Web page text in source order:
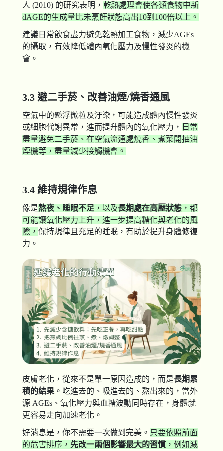
人 (2010) 的研究表明， 乾熱處理會使各類食物中新
dAGE的生成量比未烹飪狀態高出10到100倍以上。
建議日常飲食盡力避免乾熱加工食物，減少AGEs
的攝取，有效降低體內氧化壓力及慢性發炎的機
會。
3.3 避二手菸、改善油煙/燒香通風
空氣中的懸浮微粒及汙染，可能造成體內慢性發炎
或細胞代謝異常，進而提升體內的氧化壓力， 日常
盡量避免二手菸、在空氣流通處燒香、煮菜開抽油
煙機等，盡量減少接觸機會。
3.4 維持規律作息
像是熬夜、睡眠不足 ，以及長期處在高壓狀態 ，都
可能讓氧化壓力上升，進一步提高糖化與老化的風
險， 保持規律且充足的睡眠，有助於提升身體修復
力。
皮膚老化，從來不是單一原因造成的，而是長期累
積的結果 。吃進去的、吸進去的、熬出來的，當外
源 AGEs、氧化壓力與血糖波動同時存在，身體就
更容易走向加速老化。
好消息是，你不需要一次做到完美。 只要依照前面
的危害排序， 先改一兩個影響最大的習慣 ，例如減